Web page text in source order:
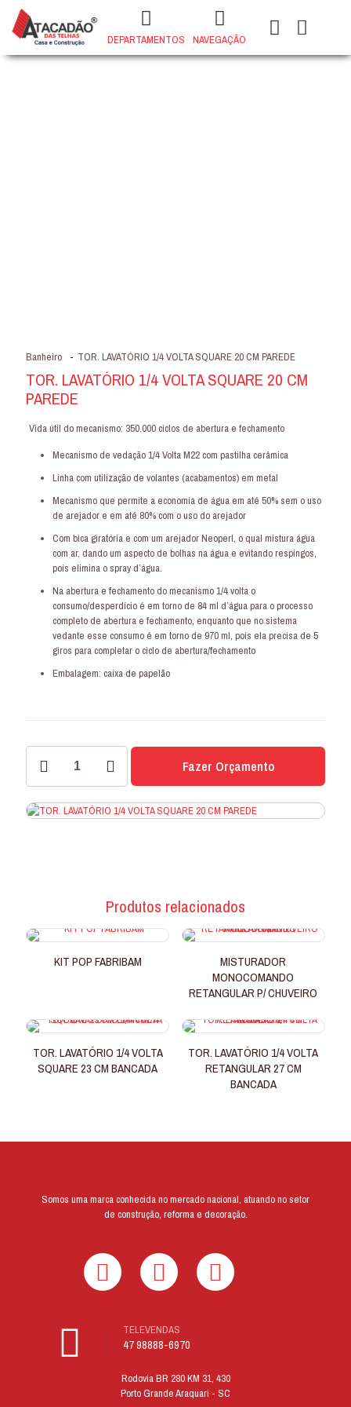
DEPARTAMENTOS NAVEGAÇÃO
Banheiro - TOR. LAVATÓRIO 1/4 VOLTA SQUARE 20 CM PAREDE
TOR. LAVATÓRIO 1/4 VOLTA SQUARE 20 CM
PAREDE
Vida útil do mecanismo: 350.000 ciclos de abertura e fechamento
Mecanismo de vedação 1/4 Volta M22 com pastilha cerâmica
Linha com utilização de volantes (acabamentos) em metal
Mecanismo que permite a economia de água em até 50% sem o uso
de arejador e em até 80% com o uso do arejador
Com bica giratória e com um arejador Neoperl, o qual mistura água
com ar, dando um aspecto de bolhas na água e evitando respingos,
pois elimina o spray d’água.
Na abertura e fechamento do mecanismo 1/4 volta o
consumo/desperdício é em torno de 84 ml d’água para o processo
completo de abertura e fechamento, enquanto que no sistema
vedante esse consumo é em torno de 970 ml, pois ela precisa de 5
giros para completar o ciclo de abertura/fechamento
Embalagem: caixa de papelão
TOR.
LAVATÓRIO
1/4
SQUARE
Fazer Orçamento
Produtos relacionados
KIT POP FABRIBAM
MISTURADOR
MONOCOMANDO
RETANGULAR P/ CHUVEIRO
TOR. LAVATÓRIO 1/4 VOLTA
SQUARE 23 CM BANCADA
TOR. LAVATÓRIO 1/4 VOLTA
RETANGULAR 27 CM
BANCADA
Somos uma marca conhecida no mercado nacional, atuando no setor
de construção, reforma e decoração.
47 98888-6970
TELEVENDAS
Rodovia BR 280 KM 31, 430
Porto Grande Araquari - SC